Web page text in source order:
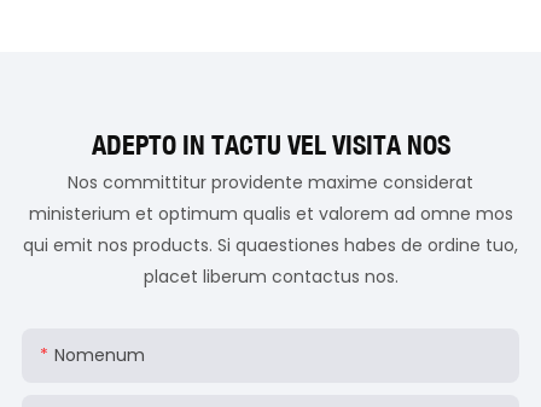
ADEPTO IN TACTU VEL VISITA NOS
Nos committitur providente maxime considerat
ministerium et optimum qualis et valorem ad omne mos
qui emit nos products. Si quaestiones habes de ordine tuo,
placet liberum contactus nos.
Nomenum